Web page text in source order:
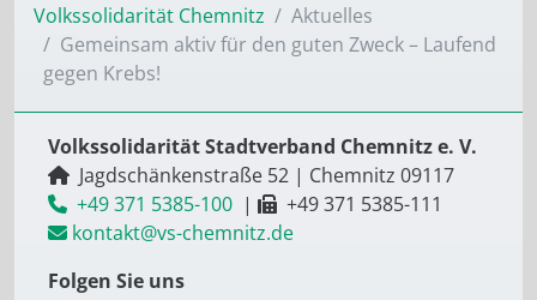
Volkssolidarität Chemnitz
Aktuelles
Gemeinsam aktiv für den guten Zweck – Laufend
gegen Krebs!
Volkssolidarität Stadtverband Chemnitz e. V.
Jagdschänkenstraße 52 | Chemnitz 09117
+49 371 5385-100 |
+49 371 5385-111
kontakt@vs-chemnitz.de
Folgen Sie uns